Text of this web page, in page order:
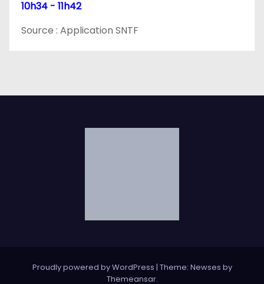
10h34 - 11h42
Source : Application SNTF
Proudly powered by WordPress | Theme: Newses by
Themeansar.